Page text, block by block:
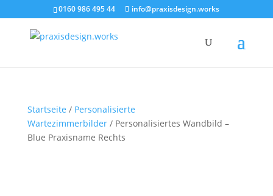
0160 986 495 44 info@praxisdesign.works
Startseite / Personalisierte
Wartezimmerbilder/ Personalisiertes Wandbild –
Blue Praxisname Rechts